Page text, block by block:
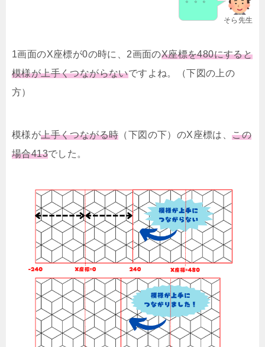
そら先生
1画面のX座標が0の時に、2画面のX座標を480にすると
模様が上手くつながらないですよね。（下図の上の
方）
模様が上手くつながる時 （下図の下）のX座標は、この
場合413でした。